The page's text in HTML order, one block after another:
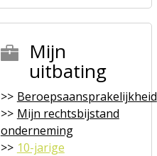
Mijn
uitbating
Beroepsaansprakelijkheid
Mijn rechtsbijstand
onderneming
10-jarige